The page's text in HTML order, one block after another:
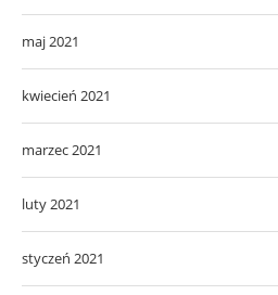
maj 2021
kwiecień 2021
marzec 2021
luty 2021
styczeń 2021